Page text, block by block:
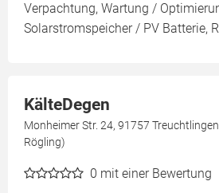
Verpachtung, Wartung /
Solarstromspeicher / PV Batterie,
KälteDegen
Monheimer Str. 24, 91757
Rögling)
0 mit einer Bewertung